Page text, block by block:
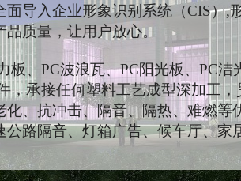
面导入企业形象识别系统（CIS）,
品质量，让用户放心。
板、PC波浪瓦、PC阳光板、PC洁
，承接任何塑料工艺成型深加工
化、抗冲击、隔音、隔热、难燃等
公路隔音、灯箱广告、候车厅、家